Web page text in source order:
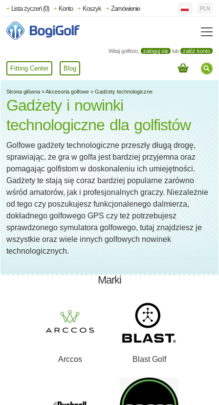
Witaj golfisto, zaloguj się lub załóż konto
Fitting Center Blog
Lista życzeń (0) Konto Koszyk Zamówienie PLN
Strona główna »Akcesoria golfowe » Gadżety technologiczne
Gadżety i nowinki
technologiczne dla golfistów
Golfowe gadżety technologiczne przeszły długą drogę,
sprawiając, że gra w golfa jest bardziej przyjemna oraz
pomagając golfistom w doskonaleniu ich umiejętności.
Gadżety te stają się coraz bardziej popularne zarówno
wśród amatorów, jak i profesjonalnych graczy. Niezależnie
od tego czy poszukujesz funkcjonalenego dalmierza,
dokładnego golfowego GPS czy też potrzebujesz
sprawdzonego symulatora golfowego, tutaj znajdziesz je
wszystkie oraz wiele innych golfowych nowinek
technologicznych.
Marki
Arccos Blast Golf